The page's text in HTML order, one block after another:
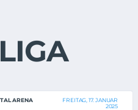
ARENA
FREITAG, 17. JANUAR
2025